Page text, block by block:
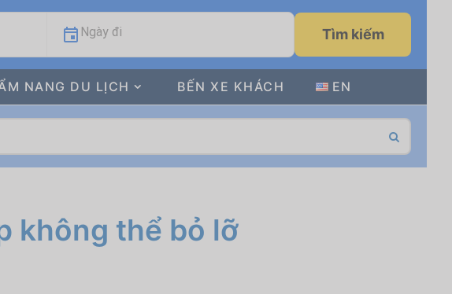
Ngày đi Tìm kiếm
NANG DU LỊCH BẾN XE KHÁCH EN
không thể bỏ lỡ